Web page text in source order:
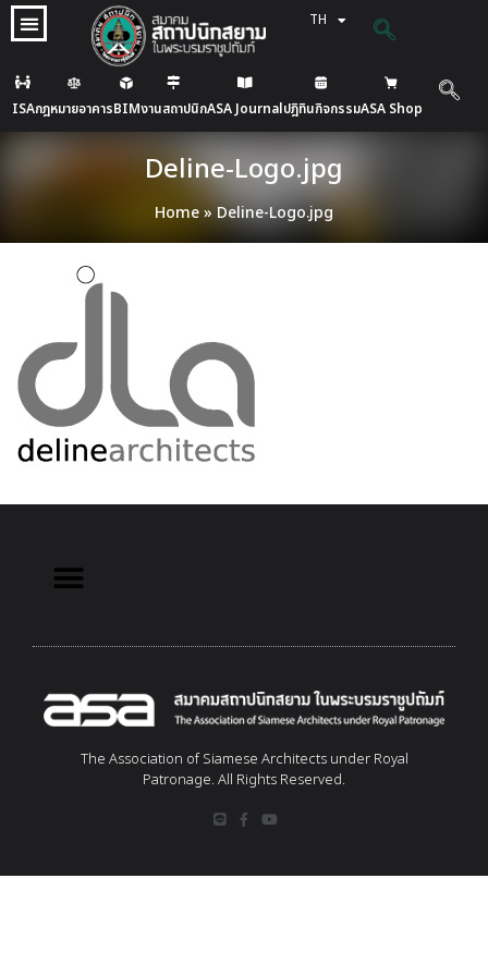
TH
EN
ISAกฎหมายอาคารBIMงานสถาปนิกASA JournalปฎิทินกิจกรรมASA Shop
Deline-Logo.jpg
Home» Deline-Logo.jpg
The Association of Siamese Architects under Royal
Patronage. All Rights Reserved.